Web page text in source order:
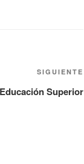
SIGUIENTE
Superior